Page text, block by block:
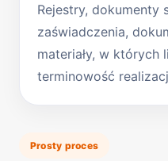
Rejestry, dokumenty
zaświadczenia,
materiały, w których
terminowość
Prosty proces